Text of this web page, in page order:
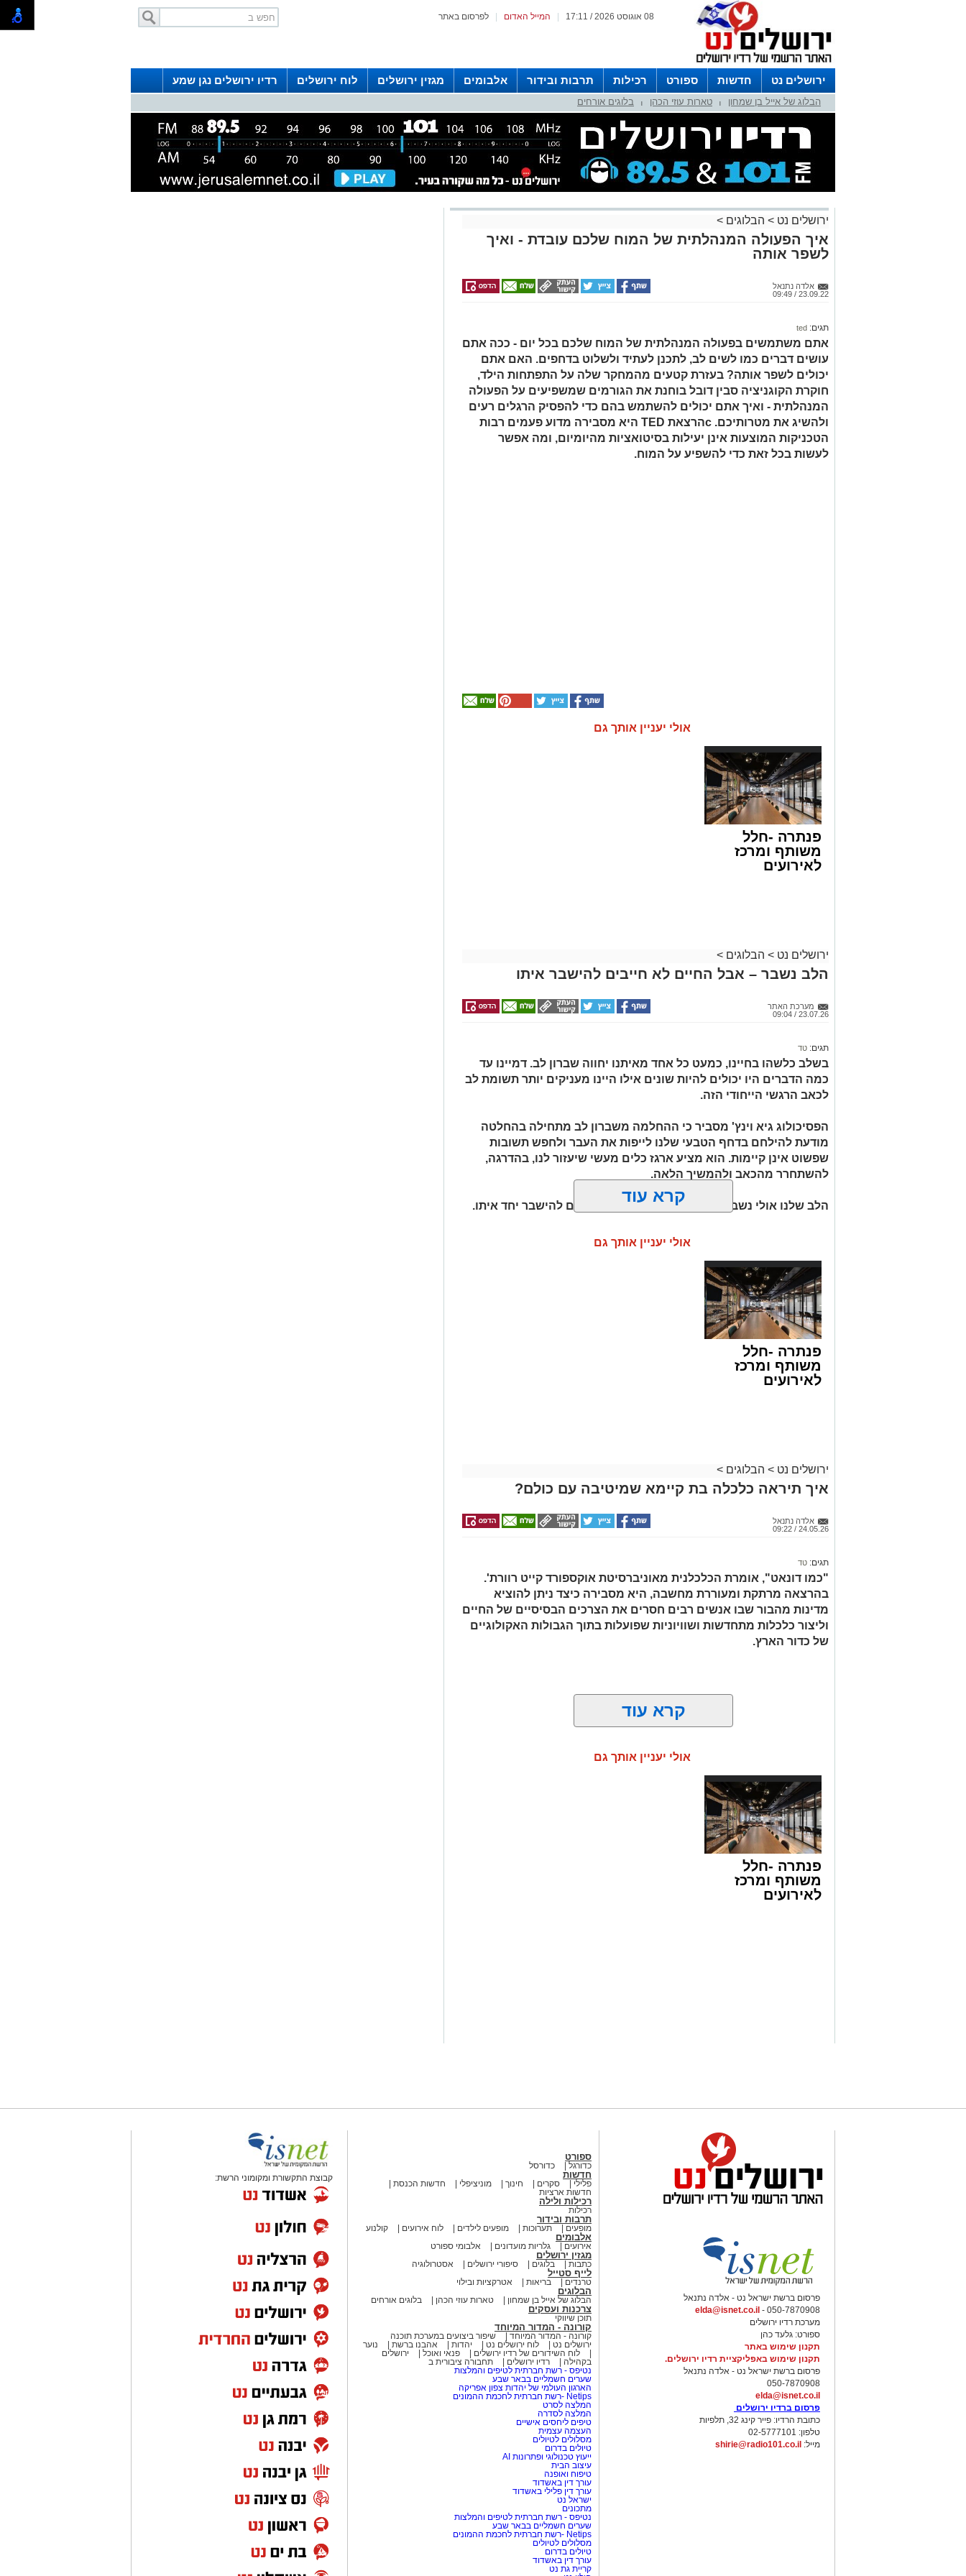
לפרסום באתר המייל האדום 08 אוגוסט 2026 / 17:11
ירושלים נט חדשות ספורט רכילות תרבות ובידור אלבומים מגזין ירושלים לוח ירושלים
רדיו ירושלים נגן שמע
לפרסום ברדיו צרו קשר
לוח שדורים רדיו ירושלים הבלוג של אייל בן שמחון טארות עוזי הכהן בלוגים אורחים
ירושלים נט > הבלוגים >
איך הפעולה המנהלתית של המוח שלכם עובדת - ואיך
לשפר אותה
אלדה נתנאל
23.09.22 / 09:49
תגים: ted
אתם משתמשים בפעולה המנהלתית של המוח שלכם בכל יום - ככה אתם
עושים דברים כמו לשים לב, לתכנן לעתיד ולשלוט בדחפים. האם אתם
יכולים לשפר אותה? בעזרת קטעים מהמחקר שלה על התפתחות הילד,
חוקרת הקוגניציה סבין דובל בוחנת את הגורמים שמשפיעים על הפעולה
המנהלתית - ואיך אתם יכולים להשתמש בהם כדי להפסיק הרגלים רעים
ולהשיג את מטרותיכם. cהרצאת TED היא מסבירה מדוע פעמים רבות
הטכניקות המוצעות אינן יעילות בסיטואציות מהיומיום, ומה אפשר
לעשות בכל זאת כדי להשפיע על המוח.
אולי יעניין אותך גם
פנתרה -חלל
משותף ומרכז
לאירועים
ירושלים נט > הבלוגים >
הלב נשבר – אבל החיים לא חייבים להישבר איתו
מערכת האתר
23.07.26 / 09:04
תגים: טד
בשלב כלשהו בחיינו, כמעט כל אחד מאיתנו יחווה שברון לב. דמיינו עד
כמה הדברים היו יכולים להיות שונים אילו היינו מעניקים יותר תשומת לב
לכאב הרגשי הייחודי הזה.
הפסיכולוג גיא וינץ' מסביר כי ההחלמה משברון לב מתחילה בהחלטה
מודעת להילחם בדחף הטבעי שלנו לייפות את העבר ולחפש תשובות
שפשוט אינן קיימות. הוא מציע ארגז כלים מעשי שיעזור לנו, בהדרגה,
להשתחרר מהכאב ולהמשיך הלאה.
הלב שלנו אולי נשבר לפעמים, אבל אנחנו לא חייבים להישבר יחד איתו.
קרא עוד
אולי יעניין אותך גם
פנתרה -חלל
משותף ומרכז
לאירועים
ירושלים נט > הבלוגים >
איך תיראה כלכלה בת קיימא שמיטיבה עם כולם?
אלדה נתנאל
24.05.26 / 09:22
תגים: טד
"כמו דונאט", אומרת הכלכלנית מאוניברסיטת אוקספורד קייט רוורת'.
בהרצאה מרתקת ומעוררת מחשבה, היא מסבירה כיצד ניתן להוציא
מדינות מהבור שבו אנשים רבים חסרים את הצרכים הבסיסיים של החיים
וליצור כלכלות מתחדשות ושוויוניות שפועלות בתוך הגבולות האקולוגיים
של כדור הארץ.
קרא עוד
אולי יעניין אותך גם
פנתרה -חלל
משותף ומרכז
לאירועים
פרסום ברשת ישראל נט - אלדה נתנאל
050-7870908 -
elda@isnet.co.il
מערכת רדיו ירושלים
ספורט: גלעד כהן
תקנון שימוש באתר
תקנון שימוש באפליקציית רדיו ירושלים.
פרסום ברשת ישראל נט - אלדה נתנאל
050-7870908
elda@isnet.co.il
פרסום ברדיו ירושלים
כתובת הרדיו: פייר קינג 32, תלפיות
טלפון: 02-5777101
מייל: shirie@radio101.co.il
ספורט
כדורגל כדורסל
חדשות
פלילי סקרים חינוך מוניציפלי
חדשות הכנסת
חדשות ארציות
רכילות ולילה
רכילות
תרבות ובידור
מופעים תערוכות מופעים לילדים לוח אירועים קולנוע
אלבומים
אירועים גלריות מועדונים אלבומי ספורט
מגזין ירושלים
כתבות בלוגים סיפורי ירושלים אסטרולוגיה
לייף סטייל
טרנדים בריאות אטרקציות ובילוי
הבלוגים
הבלוג של אייל בן שמחון טארות עוזי הכהן בלוגים אורחים
צרכנות ועסקים
תוכן שיווקי
קורונה - המדור המיוחד
קורונה - המדור המיוחד
שיפור ביצועים במערכת תוכנה
ירושלים נט
לוח ירושלים נט יהדות אהבנו ברשת
נוער
לוח השידורים של רדיו ירושלים
פנאי ואוכל
ירושלים
בקהילה
רדיו ירושלים
תחבורה ציבורית ב
נטיפס - רשת חברתית לטיפים והמלצות
שערים חשמליים בבאר שבע
הארגון העולמי של יהדות צפון אפריקה
Netips -רשת חברתית לחכמת ההמונים
המלצה לסרט
המלצה לסדרה
טיפים ליחסים אישיים
העצמה עצמית
מסלולים לטיולים
טיולים בדרום
ייעוץ טכנולוגי ופתרונות AI
עיצוב הבית
טיפוח ואופנה
עורך דין באשדוד
עורך דין פלילי באשדוד
ישראל נט
מתכונים
נטיפס - רשת חברתית לטיפים והמלצות
שערים חשמליים בבאר שבע
Netips -רשת חברתית לחכמת ההמונים
מסלולים לטיולים
טיולים בדרום
עורך דין באשדוד
קריית גת נט
קבוצת התקשורת ומקומוני הרשת: